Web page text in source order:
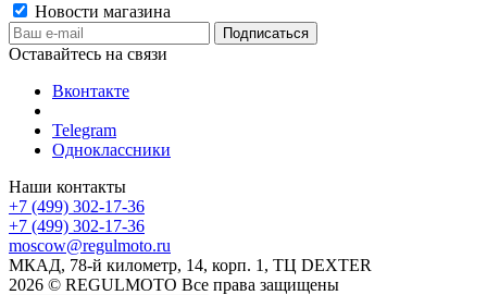
Новости магазина
Оставайтесь на связи
Вконтакте
Telegram
Одноклассники
Наши контакты
+7 (499) 302-17-36
+7 (499) 302-17-36
moscow@regulmoto.ru
МКАД, 78-й километр, 14, корп. 1, ТЦ DEXTER
2026 © REGULMOTO Все права защищены